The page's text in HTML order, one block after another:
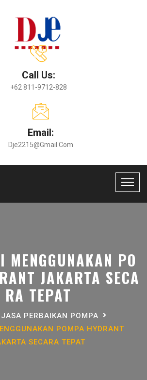
Call Us:
+62 811-9712-828
Email:
Dje2215@gmail.com
MENGGUNAKAN PO
JAKARTA SECA
RA TEPAT
JASA PERBAIKAN POMPA
POMPA HYDRANT
SECARA TEPAT